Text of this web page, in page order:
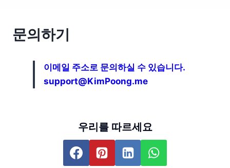
문의하기
이메일 주소로 문의하실 수 있습니다.
support@KimPoong.me
우리를 따르세요